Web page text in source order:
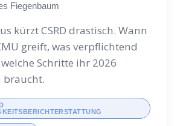
Fiegenbaum
kürzt CSRD drastisch. Wann
greift, was verpflichtend
Schritte ihr 2026
braucht.